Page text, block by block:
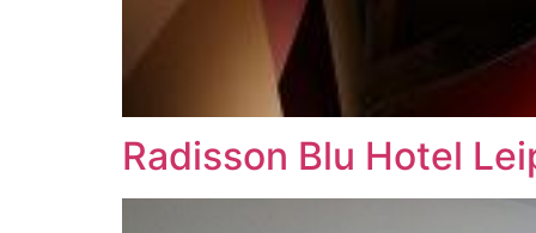
Radisson Blu Hotel